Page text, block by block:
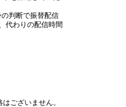
判断で振替配信
代わりの配信時間
ございません。